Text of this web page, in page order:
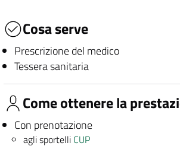
Cosa serve
Prescrizione del medico
Tessera sanitaria
Come ottenere la
Con prenotazione
agli sportelli CUP